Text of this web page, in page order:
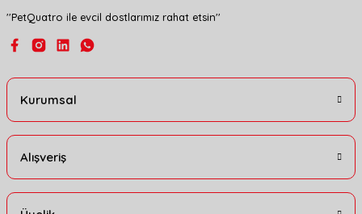
''PetQuatro ile evcil dostlarımız rahat etsin''
Kurumsal
Alışveriş